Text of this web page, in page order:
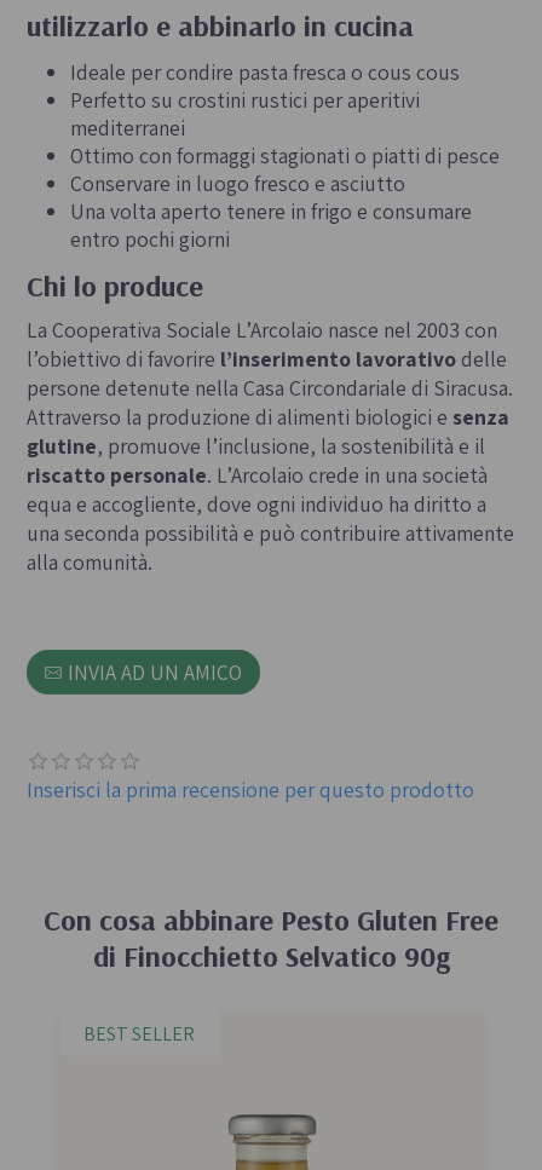
utilizzarlo e abbinarlo in cucina
Ideale per condire pasta fresca o cous cous
Perfetto su crostini rustici per aperitivi
mediterranei
Ottimo con formaggi stagionati o piatti di pesce
Conservare in luogo fresco e asciutto
Una volta aperto tenere in frigo e consumare
entro pochi giorni
Chi lo produce
La Cooperativa Sociale L’Arcolaio nasce nel 2003 con
l’obiettivo di favorire l’inserimento lavorativodelle
persone detenute nella Casa Circondariale di Siracusa.
Attraverso la produzione di alimenti biologici e senza
glutine, promuove l’inclusione, la sostenibilità e il
riscatto personale. L’Arcolaio crede in una società
equa e accogliente, dove ogni individuo ha diritto a
una seconda possibilità e può contribuire attivamente
alla comunità.
INVIA AD UN AMICO
Inserisci la prima recensione per questo prodotto
Con cosa abbinare Pesto Gluten Free
di Finocchietto Selvatico 90g
BEST SELLER